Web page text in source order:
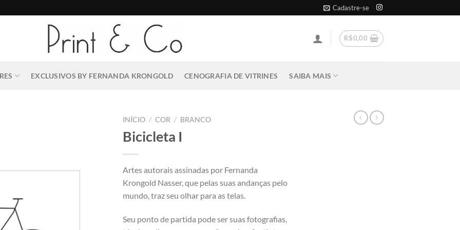
Cadastre-se
R$0,00
EXCLUSIVOS BY FERNANDA KRONGOLD CENOGRAFIA DE VITRINES SAIBA MAIS
INÍCIO / COR / BRANCO
Bicicleta I
Artes autorais assinadas por Fernanda
Krongold Nasser, que pelas suas andanças pelo
mundo, traz seu olhar para as telas.
Seu ponto de partida pode ser suas fotografias,